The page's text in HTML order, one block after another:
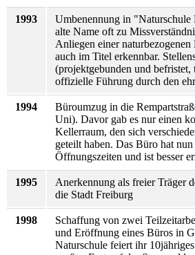
1993
Umbenennung in "Naturschule
alte Name oft zu
Anliegen einer
auch im Titel erkennbar.
(projektgebunden und
offizielle Führung durch den
1994
Büroumzug in die
Uni). Davor gab es nur einen
Kellerraum, den sich
geteilt haben. Das Büro hat nun
Öffnungszeiten und ist besser
1995
Anerkennung als freier Träger
die Stadt Freiburg
1998
Schaffung von zwei
und Eröffnung eines Büros in
Naturschule feiert ihr